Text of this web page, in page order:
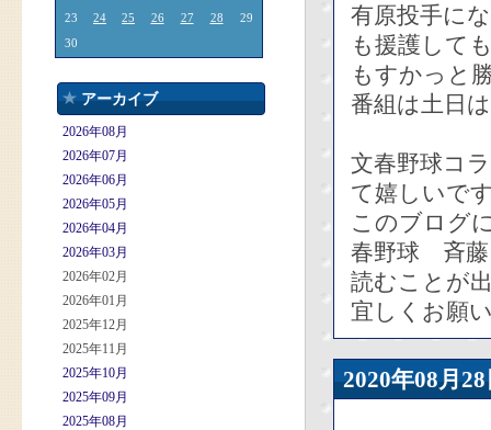
23
24 25 26 27 28
29
30
アーカイブ
2026年08月
2026年07月
2026年06月
2026年05月
2026年04月
2026年03月
2026年02月
2026年01月
2025年12月
2025年11月
2025年10月
2025年09月
2025年08月
有原投手に
も援護して
もすかっと
番組は土日
文春野球コ
て嬉しいで
このブログ
春野球 斉藤
読むことが
宜しくお願
2020年08